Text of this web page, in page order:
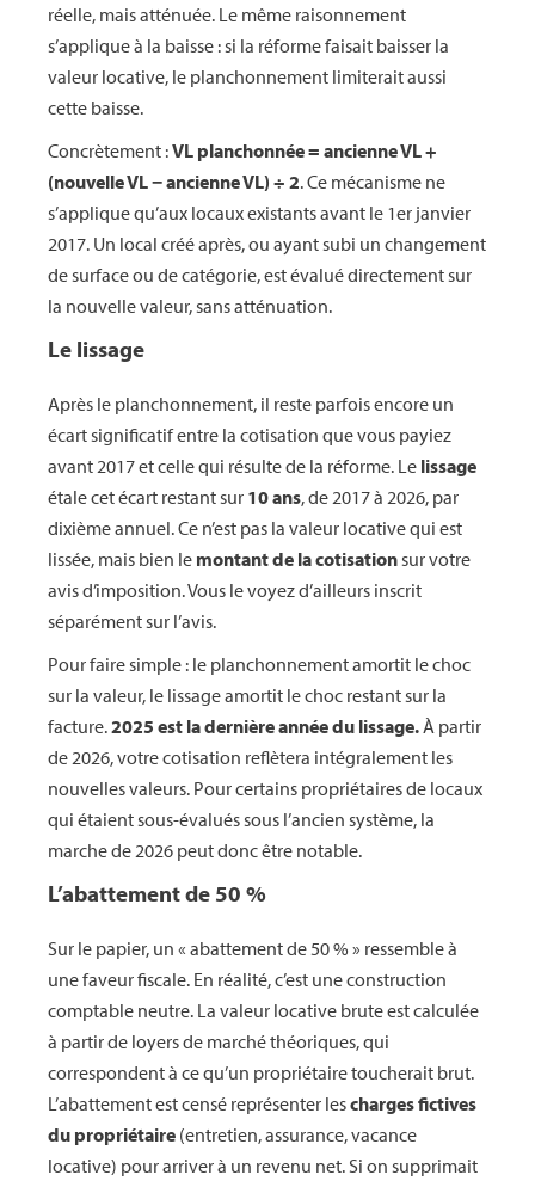
réelle, mais atténuée. Le même raisonnement
s’applique à la baisse : si la réforme faisait baisser la
valeur locative, le planchonnement limiterait aussi
cette baisse.
Concrètement :VL planchonnée = ancienne VL +
(nouvelle VL − ancienne VL) ÷ 2. Ce mécanisme ne
s’applique qu’aux locaux existants avant le 1er janvier
2017. Un local créé après, ou ayant subi un changement
de surface ou de catégorie, est évalué directement sur
la nouvelle valeur, sans atténuation.
Le lissage
Après le planchonnement, il reste parfois encore un
écart significatif entre la cotisation que vous payiez
avant 2017 et celle qui résulte de la réforme. Le lissage
étale cet écart restant sur 10 ans, de 2017 à 2026, par
dixième annuel. Ce n’est pas la valeur locative qui est
lissée, mais bien le montant de la cotisation sur votre
avis d’imposition. Vous le voyez d’ailleurs inscrit
séparément sur l’avis.
Pour faire simple : le planchonnement amortit le choc
sur la valeur, le lissage amortit le choc restant sur la
facture.2025 est la dernière année du lissage. À partir
de 2026, votre cotisation reflètera intégralement les
nouvelles valeurs. Pour certains propriétaires de locaux
qui étaient sous-évalués sous l’ancien système, la
marche de 2026 peut donc être notable.
L’abattement de 50 %
Sur le papier, un « abattement de 50 % » ressemble à
une faveur fiscale. En réalité, c’est une construction
comptable neutre. La valeur locative brute est calculée
à partir de loyers de marché théoriques, qui
correspondent à ce qu’un propriétaire toucherait brut.
L’abattement est censé représenter lescharges fictives
du propriétaire (entretien, assurance, vacance
locative) pour arriver à un revenu net. Si on supprimait